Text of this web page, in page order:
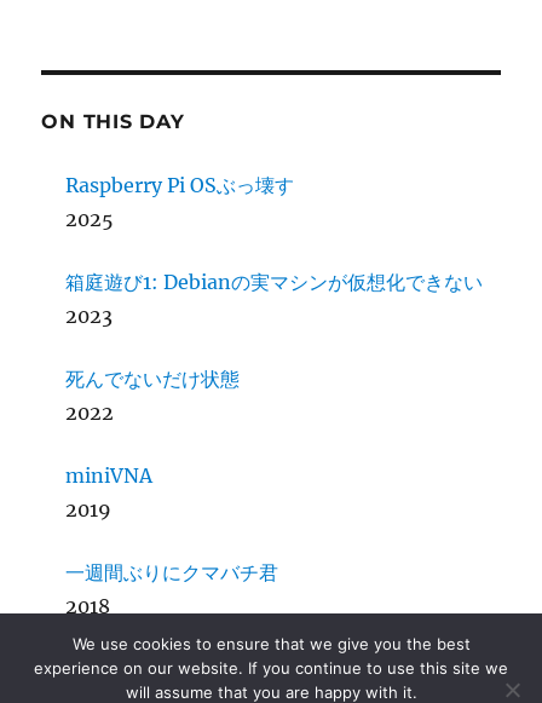
ON THIS DAY
Raspberry Pi OSぶっ壊す
2025
箱庭遊び1: Debianの実マシンが仮想化できない
2023
死んでないだけ状態
2022
miniVNA
2019
一週間ぶりにクマバチ君
2018
円高で儲けている企業はニュースにしない
We use cookies to ensure that we give you the best
experience on our website. If you continue to use this site we
will assume that you are happy with it.